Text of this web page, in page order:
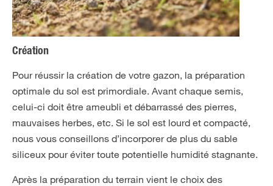
Création
Pour réussir la création de votre gazon, la préparation
optimale du sol est primordiale. Avant chaque semis,
celui-ci doit être ameubli et débarrassé des pierres,
mauvaises herbes, etc. Si le sol est lourd et compacté,
nous vous conseillons d’incorporer de plus du sable
siliceux pour éviter toute potentielle humidité stagnante.
Après la préparation du terrain vient le choix des